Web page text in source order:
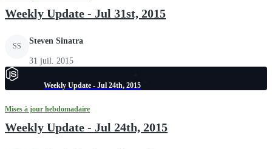
Weekly Update - Jul 31st, 2015
SS
Steven Sinatra
31 juil. 2015
Weekly Update - Jul 24th, 2015
Mises à jour hebdomadaire
Weekly Update - Jul 24th, 2015